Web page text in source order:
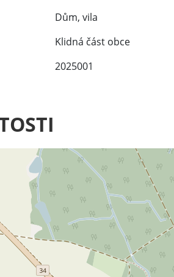
Dům, vila
Klidná část obce
2025001